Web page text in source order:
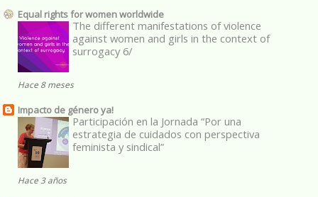
Equal rights for women worldwide
The different manifestations of violence
against women and girls in the context of
surrogacy 6/
Hace 8 meses
Impacto de género ya!
Participación en la Jornada “Por una
estrategia de cuidados con perspectiva
feminista y sindical”
Hace 3 años